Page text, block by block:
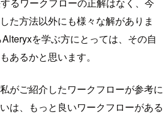
るワークフローの正解はなく、今
た方法以外にも様々な解がありま
を学ぶ方にとっては、その自
あるかと思います。
がご紹介したワークフローが参考に
は、もっと良いワークフローがある